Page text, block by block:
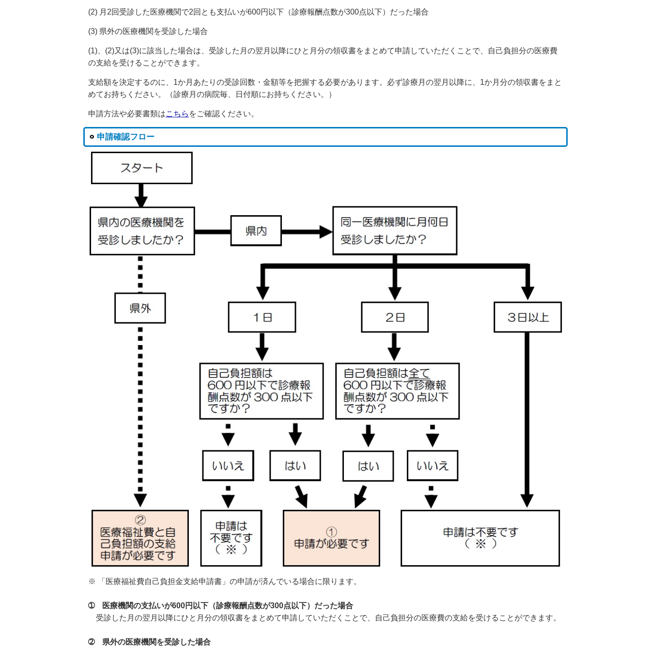
(2) 月2回受診した医療機関で2回とも支払いが600円以下（診療報酬点数が300点以下）だった場合
(3) 県外の医療機関を受診した場合
(1)、(2)又は(3)に該当した場合は、受診した月の翌月以降にひと月分の領収書をまとめて申請していただくことで、自己負担分の医療費
の支給を受けることができます。
支給額を決定するのに、1か月あたりの受診回数・金額等を把握する必要があります。必ず診療月の翌月以降に、1か月分の領収書をまと
めてお持ちください。（診療月の病院毎、日付順にお持ちください。）
申請方法や必要書類はこちら をご確認ください。
申請確認フロー
※ 「医療福祉費自己負担金支給申請書」の申請が済んでいる場合に限ります。
➀ 医療機関の支払いが600円以下（診療報酬点数が300点以下）だった場合
受診した月の翌月以降にひと月分の領収書をまとめて申請していただくことで、自己負担分の医療費の支給を受けることができます。
➁ 県外の医療機関を受診した場合